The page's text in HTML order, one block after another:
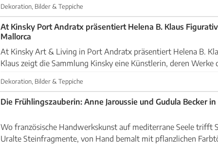
Dekoration, Bilder & Teppiche
At Kinsky Port Andratx präsentiert Helena B. Klaus Figurative Eleganz auf
Mallorca
At Kinsky Art & Living in Port Andratx präsentiert Helena B. Klaus. Mit
Klaus zeigt die Sammlung Kinsky eine Künstlerin, deren Werke
Dekoration, Bilder & Teppiche
Die Frühlingszauberin: Anne Jaroussie und Gudula Becker
Wo französische Handwerkskunst auf mediterrane Seele trifft Stellen Sie sich vor:
Uralte Steinfragmente, von Hand bemalt mit pflanzlichen